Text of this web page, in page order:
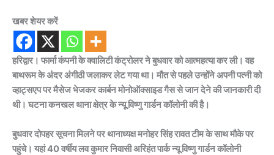
खबर शेयर करें
हरिद्वार। फार्मा कंपनी के क्वालिटी कंट्रोलर ने बुधवार को आत्महत्या कर ली। वह
बाथरूम के अंदर अंगीठी जलाकर लेट गया था। मौत से पहले उन्होंने अपनी पत्नी को
व्हाट्सएप पर मैसेज भेजकर कार्बन मोनोऑक्साइड गैस से जान देने की जानकारी दी
थी। घटना कनखल थाना क्षेत्र के न्यू विष्णु गार्डन कॉलोनी की है।
बुधवार दोपहर सूचना मिलने पर थानाध्यक्ष मनोहर सिंह रावत टीम के साथ मौके पर
पहुंचे। यहां 40 वर्षीय लव कुमार निवासी अरिहंत पार्क न्यू विष्णु गार्डन कॉलोनी